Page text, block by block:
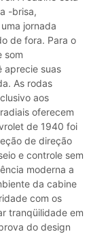
-brisa,
jornada
de fora. Para o
som
aprecie suas
As rodas
aos
oferecem
de 1940 foi
de direção
e controle sem
moderna a
da cabine
com os
tranqüilidade em
do design